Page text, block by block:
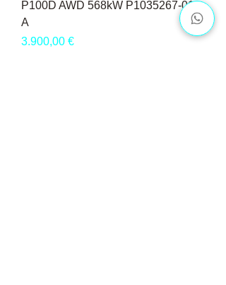
P100D AWD 568kW P1035267-01-
A
Pris
3.900,00 €